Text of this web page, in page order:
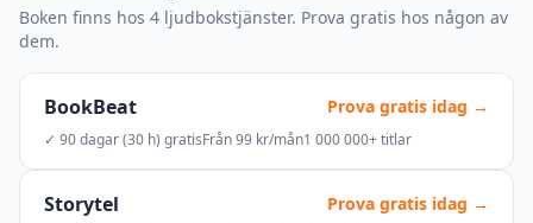
Boken finns hos 4 ljudbokstjänster. Prova gratis hos någon av
dem.
BookBeat Prova gratis idag →
✓ 90 dagar (30 h) gratisFrån 99 kr/mån1 000 000+ titlar
Storytel Prova gratis idag →